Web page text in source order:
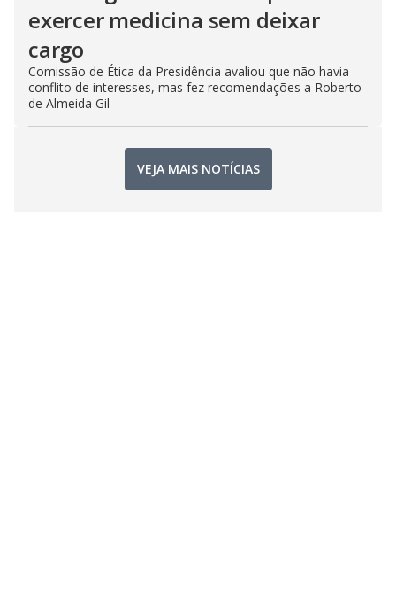
exercer medicina sem deixar
cargo
Comissão de Ética da Presidência avaliou que não havia
conflito de interesses, mas fez recomendações a Roberto
de Almeida Gil
VEJA MAIS NOTÍCIAS